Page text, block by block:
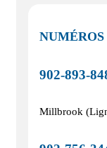
Millbrook